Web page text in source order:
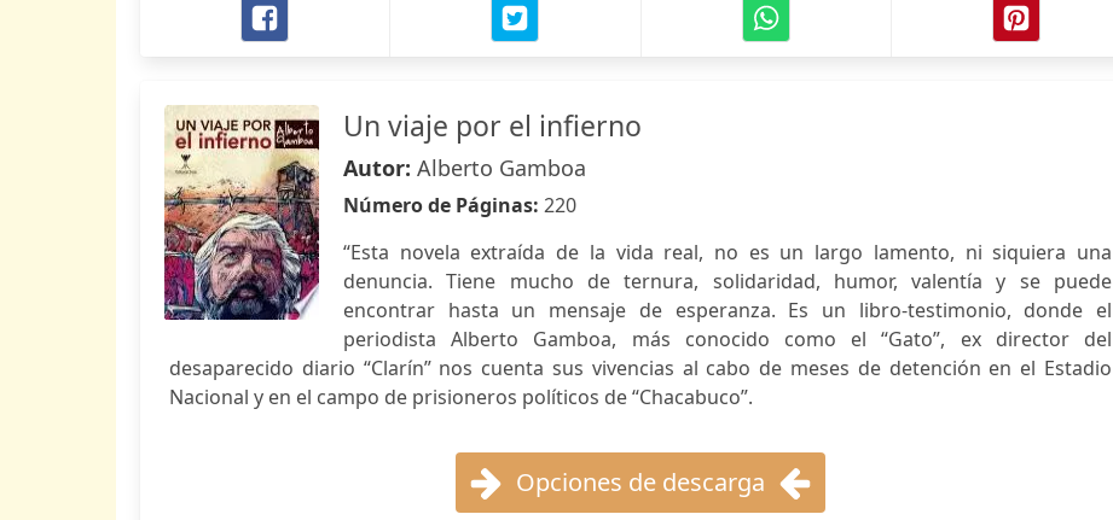
Un viaje por el infierno
Autor: Alberto Gamboa
Número de Páginas: 220
“Esta novela extraída de la vida real, no es un largo lamento, ni siquiera una
denuncia. Tiene mucho de ternura, solidaridad, humor, valentía y se puede
encontrar hasta un mensaje de esperanza. Es un libro-testimonio, donde el
periodista Alberto Gamboa, más conocido como el “Gato”, ex director del
desaparecido diario “Clarín” nos cuenta sus vivencias al cabo de meses de detención en el Estadio
Nacional y en el campo de prisioneros políticos de “Chacabuco”.
Opciones de descarga